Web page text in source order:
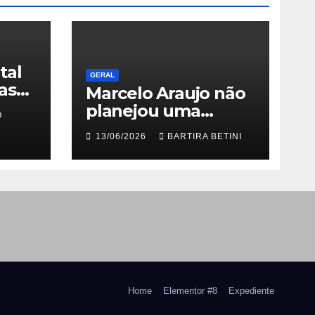
e
GERAL
Marcelo Araujo não
planejou uma
grande carreira. Ele
simplesmente
nunca aceitou que o
suficiente
13/06/2026 BARTIRA BETINI
Home Elementor #8 Expediente